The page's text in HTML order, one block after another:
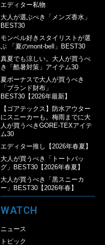
エディター私物
大人が選ぶべき「メンズ香水」
BEST30
モンベル好きスタイリストが選
ぶ 「夏のmont-bell」BEST30
真夏でも涼しい。大人が買うべ
き「酷暑対策」アイテム30
夏ボーナスで大人が買うべき
「ブランド財布」
BEST30【2026年最新】
【ゴアテックス】防水アウター
にスニーカーも。梅雨までに大
人が買うべきGORE-TEXアイテ
ム30
エディター推し【2026年春夏】
大人が買うべき「トートバッ
グ」BEST30【2026年春夏】
大人が買うべき「黒スニーカ
ー」BEST30【2026年春】
WATCH
ニュース
トピック